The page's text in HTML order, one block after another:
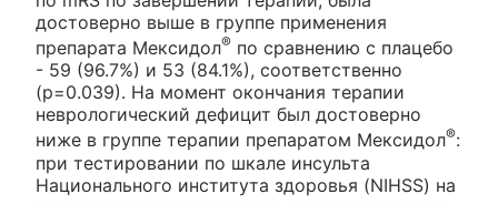
достоверно выше в группе применения
препарата Мексидол® по сравнению с плацебо
- 59 (96.7%) и 53 (84.1%), соответственно
(р=0.039). На момент окончания терапии
неврологический дефицит был достоверно
ниже в группе терапии препаратом Мексидол®:
при тестировании по шкале инсульта
Национального института здоровья (NIHSS) на